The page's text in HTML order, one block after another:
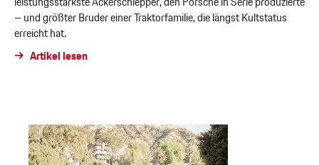
– und größter Bruder einer Traktorfamilie, die längst Kultstatus
erreicht hat.
Artikel lesen